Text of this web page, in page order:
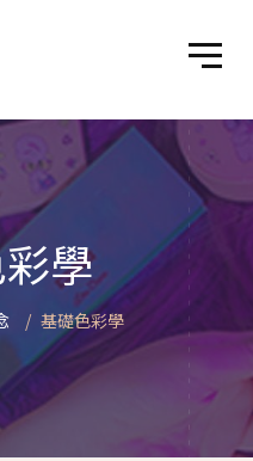
學
基礎色彩學